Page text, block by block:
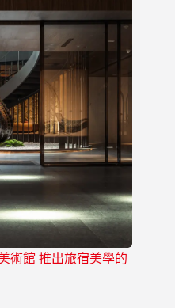
術館 推出旅宿美學的